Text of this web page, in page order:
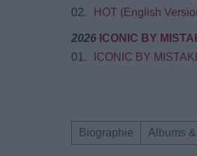
02.
HOT (English
2026 ICONIC BY
01.
ICONIC BY
Biographie Albums